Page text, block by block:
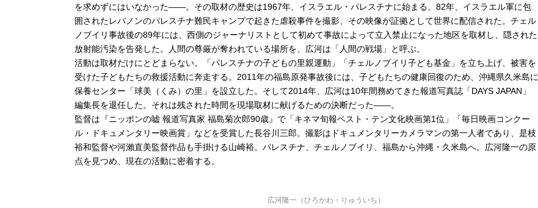
を求めずにはいなかった――。その取材の歴史は1967年、イスラエル・パレスチナに始まる。82年、イスラエル軍に包
囲されたレバノンのパレスチナ難民キャンプで起きた虐殺事件を撮影、その映像が証拠として世界に配信された。チェル
ノブイリ事故後の89年には、西側のジャーナリストとして初めて事故によって立入禁止になった地区を取材し、隠された
放射能汚染を告発した。人間の尊厳が奪われている場所を、広河は「人間の戦場」と呼ぶ。
活動は取材だけにとどまらない。「パレスチナの子どもの里親運動」「チェルノブイリ子ども基金」を立ち上げ、被害を
受けた子どもたちの救援活動に奔走する。2011年の福島原発事故後には、子どもたちの健康回復のため、沖縄県久米島に
保養センター「球美（くみ）の里」を設立した。そして2014年、広河は10年間務めてきた報道写真誌「DAYS JAPAN」
編集長を退任した。それは残された時間を現場取材に献げるための決断だった――。
監督は『ニッポンの嘘 報道写真家 福島菊次郎90歳』で「キネマ旬報ベスト・テン文化映画第1位」「毎日映画コンクー
ル・ドキュメンタリー映画賞」などを受賞した長谷川三郎。撮影はドキュメンタリーカメラマンの第一人者であり、是枝
裕和監督や河瀨直美監督作品も手掛ける山崎裕。パレスチナ、チェルノブイリ、福島から沖縄・久米島へ。広河隆一の原
点を見つめ、現在の活動に密着する。
広河隆一（ひろかわ・りゅういち）